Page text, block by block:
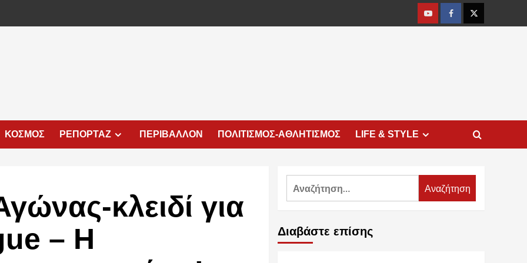
YoutubeFacebookTwitter
ΚΟΣΜΟΣ ΡΕΠΟΡΤΑΖ ΠΕΡΙΒΑΛΛΟΝ ΠΟΛΙΤΙΣΜΟΣ-ΑΘΛΗΤΙΣΜΟΣ LIFE & STYLE
κλειδί για
– Η
Αναζήτηση
Διαβάστε επίσης